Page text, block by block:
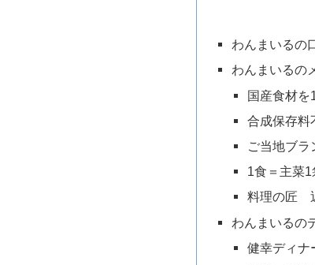
わんまいるの
わんまいるの
国産食材を
合成保存料
ご当地ブラ
1食＝主菜
料理の匠
わんまいるの
健幸ディナ